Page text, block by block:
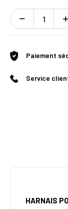
Paiement
Service
HARNAIS